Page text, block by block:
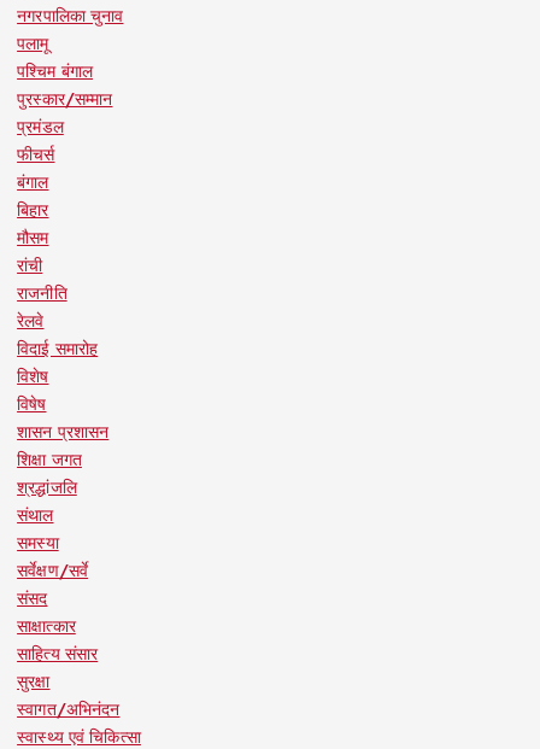
नगरपालिका चुनाव
पलामू
पश्चिम बंगाल
पुरस्कार/सम्मान
प्रमंडल
फीचर्स
बंगाल
बिहार
मौसम
रांची
राजनीति
रेलवे
विदाई समारोह
विशेष
विषेष
शासन प्रशासन
शिक्षा जगत
श्रद्धांजलि
संथाल
समस्या
सर्वेक्षण/सर्वे
संसद
साक्षात्कार
साहित्य संसार
सुरक्षा
स्वागत/अभिनंदन
स्वास्थ्य एवं चिकित्सा